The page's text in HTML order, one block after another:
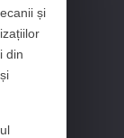
și
din